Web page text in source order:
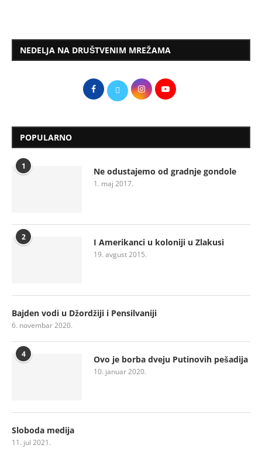
NEDELJA NA DRUŠTVENIM MREŽAMA
POPULARNO
1 Ne odustajemo od gradnje gondole
1. maj 2017.
2 I Amerikanci u koloniji u Zlakusi
19. avgust 2015.
Bajden vodi u Džordžiji i Pensilvaniji
6. novembar 2020.
4 Ovo je borba dveju Putinovih pešadija
10. januar 2020.
Sloboda medija
11. jul 2021.